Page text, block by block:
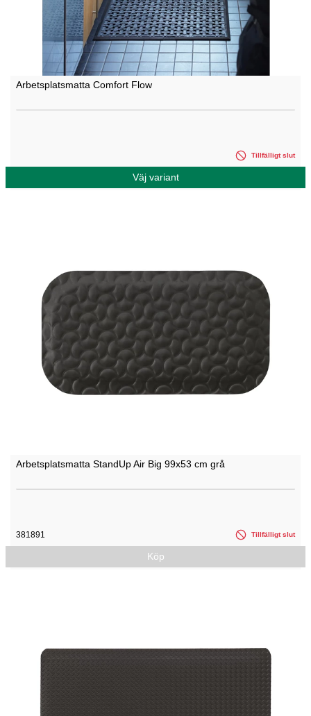
Arbetsplatsmatta Comfort Flow
Tillfälligt slut
Väj variant
Arbetsplatsmatta StandUp Air Big 99x53 cm grå
381891 Tillfälligt slut
Köp